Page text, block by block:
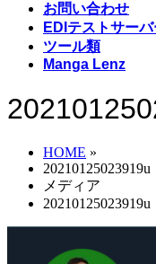
お問い合わせ
EDIテストサー
ツール類
Manga Lenz
HOME »
20210125023919u
メディア
20210125023919u